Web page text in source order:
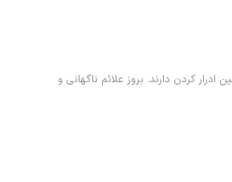
كردن دارند. بروز علائم ناگهاني و